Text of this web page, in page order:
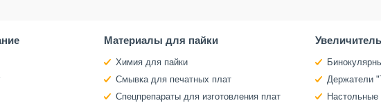
Материалы для пайки
Химия для пайки
Смывка для печатных плат
Спецпрепараты для изготовления плат
Держатели